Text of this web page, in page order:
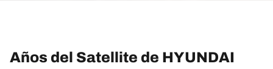
Años del Satellite de HYUNDAI